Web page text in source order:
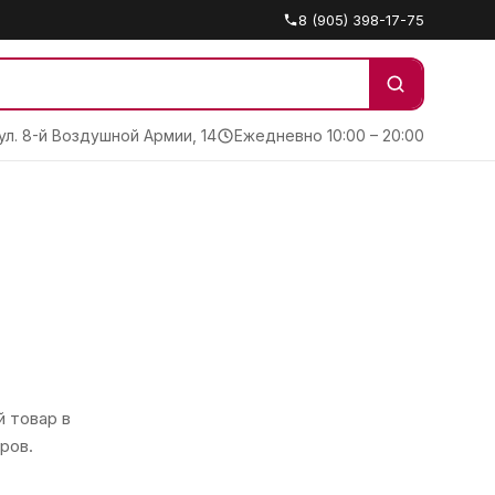
8 (905) 398-17-75
8-й Воздушной Армии, 14 Ежедневно 10:00 – 20:00
товар в